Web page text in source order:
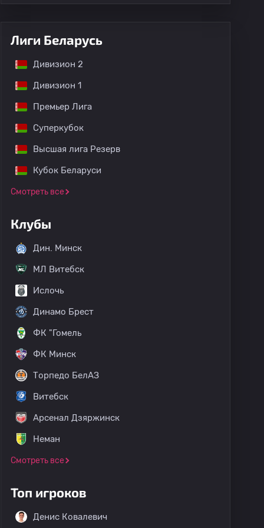
Лиги Беларусь
Дивизион 2
Дивизион 1
Премьер Лига
Суперкубок
Высшая лига Резерв
Кубок Беларуси
Смотреть все
Клубы
Дин. Минск
МЛ Витебск
Ислочь
Динамо Брест
ФК "Гомель
ФК Минск
Торпедо БелАЗ
Витебск
Арсенал Дзяржинск
Неман
Смотреть все
Топ игроков
Денис Ковалевич